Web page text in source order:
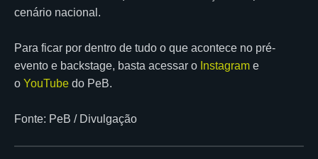
cenário nacional.
Para ficar por dentro de tudo o que acontece no pré-
evento e backstage, basta acessar o Instagram e
o YouTube do PeB.
Fonte: PeB / Divulgação